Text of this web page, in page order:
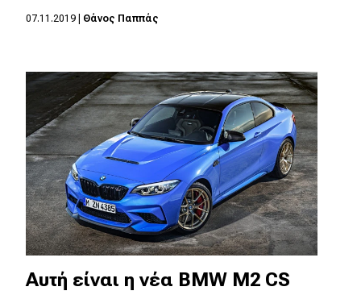
07.11.2019 Θάνος Παππάς
Αυτή είναι η νέα BMW M2 CS